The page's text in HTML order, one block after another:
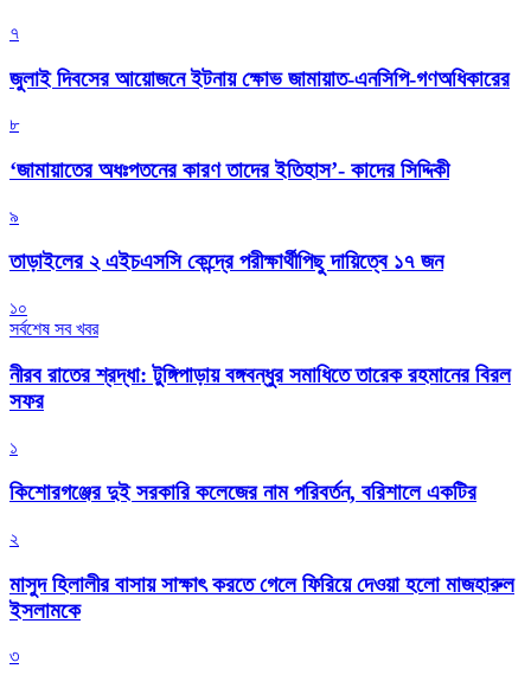
৭
জুলাই দিবসের আয়োজনে ইটনায় ক্ষোভ জামায়াত-এনসিপি-গণঅধিকারের
৮
‘জামায়াতের অধঃপতনের কারণ তাদের ইতিহাস’- কাদের সিদ্দিকী
৯
তাড়াইলের ২ এইচএসসি কেন্দ্রে পরীক্ষার্থীপিছু দায়িত্বে ১৭ জন
১০
সর্বশেষ সব খবর
নীরব রাতের শ্রদ্ধা: টুঙ্গিপাড়ায় বঙ্গবন্ধুর সমাধিতে তারেক রহমানের বিরল
সফর
১
কিশোরগঞ্জের দুই সরকারি কলেজের নাম পরিবর্তন, বরিশালে একটির
২
মাসুদ হিলালীর বাসায় সাক্ষাৎ করতে গেলে ফিরিয়ে দেওয়া হলো মাজহারুল
ইসলামকে
৩